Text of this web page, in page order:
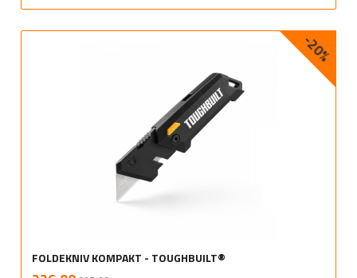
FOLDEKNIV KOMPAKT - TOUGHBUILT®
-20%